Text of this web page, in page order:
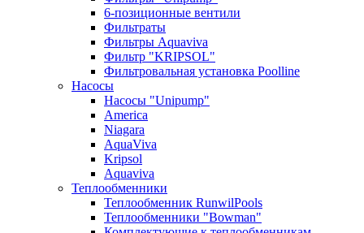
6-позиционные вентили
Фильтраты
Фильтры Aquaviva
Фильтр "KRIPSOL"
Фильтровальная установка Poolline
Насосы
Насосы "Unipump"
Ameriсa
Niagara
AquaViva
Kripsol
Aquaviva
Теплообменники
Теплообменник RunwilPools
Теплообменники "Bowman"